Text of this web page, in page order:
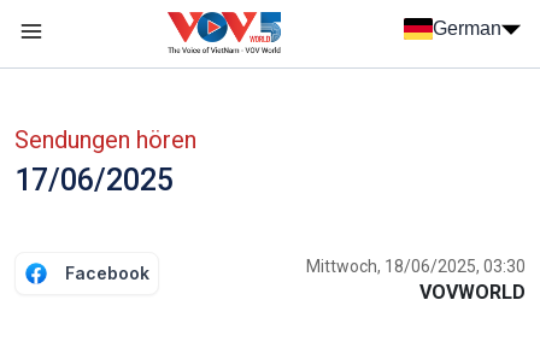
German
Sendungen hören
17/06/2025
Facebook Mittwoch, 18/06/2025, 03:30
VOVWORLD